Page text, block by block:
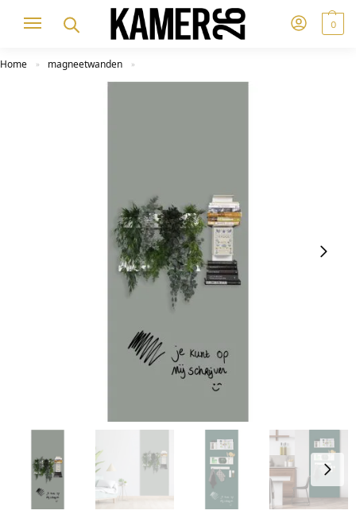
0
Home » magneetwanden »